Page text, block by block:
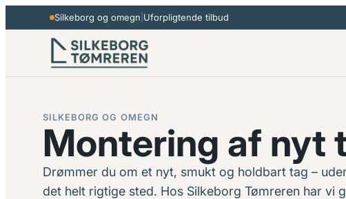
til
Silkeborg og omegn Uforpligtende tilbud
SILKEBORG OG OMEGN
Montering af nyt
Drømmer du om et nyt, smukt og holdbart tag –
det helt rigtige sted. Hos Silkeborg Tømreren har vi